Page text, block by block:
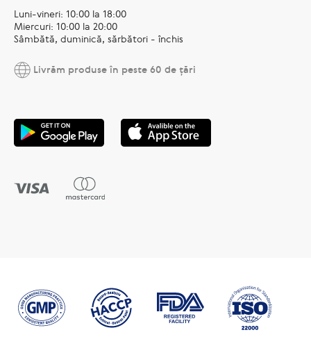
Luni-vineri: 10:00 la 18:00
Miercuri: 10:00 la 20:00
Sâmbătă, duminică, sărbători - închis
Livrăm produse în peste 60 de țări